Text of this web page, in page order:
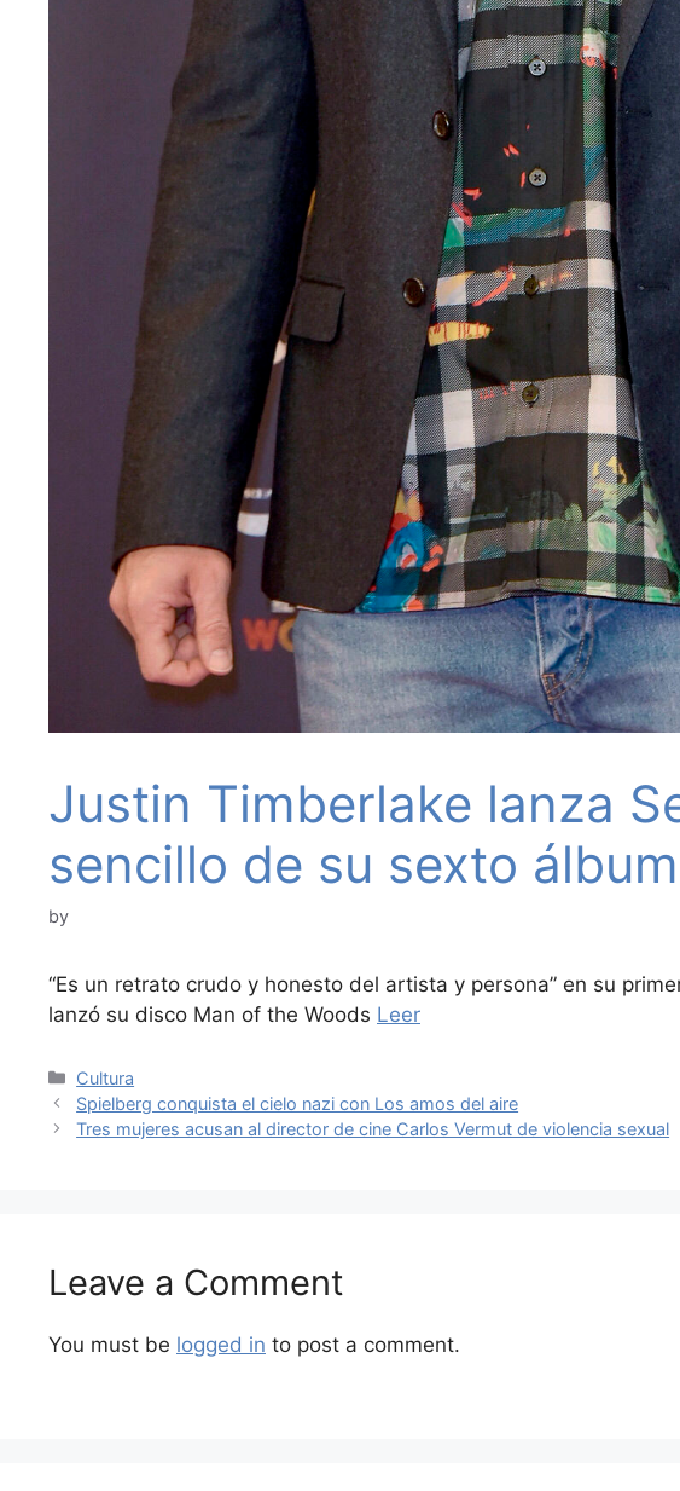
Justin Timberlake lanza
sencillo de su sexto
by
“Es un retrato crudo y honesto del artista y persona” en su
lanzó su disco Man of the Woods Leer
Categories
Cultura
Spielberg conquista el cielo nazi con Los amos del aire
Tres mujeres acusan al director de cine Carlos Vermut de violencia sexual
Leave a Comment
You must be logged in to post a comment.